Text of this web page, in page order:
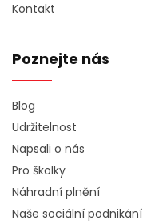
Kontakt
Poznejte nás
Blog
Udržitelnost
Napsali o nás
Pro školky
Náhradní plnění
Naše sociální podnikání